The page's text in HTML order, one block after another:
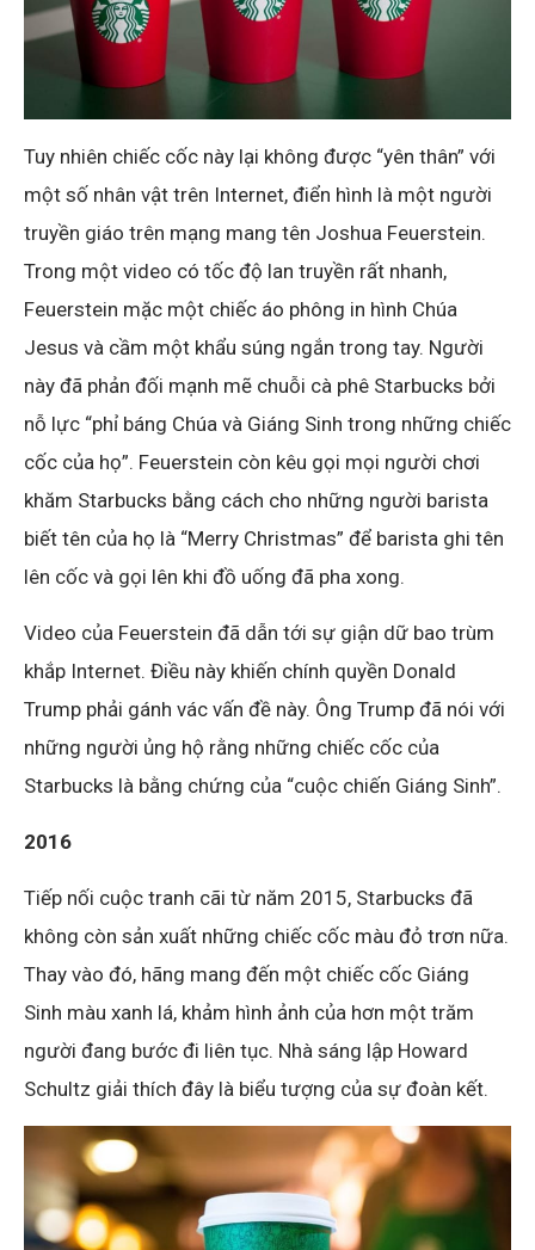
Tuy nhiên chiếc cốc này lại không được “yên thân” với
một số nhân vật trên Internet, điển hình là một người
truyền giáo trên mạng mang tên Joshua Feuerstein.
Trong một video có tốc độ lan truyền rất nhanh,
Feuerstein mặc một chiếc áo phông in hình Chúa
Jesus và cầm một khẩu súng ngắn trong tay. Người
này đã phản đối mạnh mẽ chuỗi cà phê Starbucks bởi
nỗ lực “phỉ báng Chúa và Giáng Sinh trong những chiếc
cốc của họ”. Feuerstein còn kêu gọi mọi người chơi
khăm Starbucks bằng cách cho những người barista
biết tên của họ là “Merry Christmas” để barista ghi tên
lên cốc và gọi lên khi đồ uống đã pha xong.
Video của Feuerstein đã dẫn tới sự giận dữ bao trùm
khắp Internet. Điều này khiến chính quyền Donald
Trump phải gánh vác vấn đề này. Ông Trump đã nói với
những người ủng hộ rằng những chiếc cốc của
Starbucks là bằng chứng của “cuộc chiến Giáng Sinh”.
2016
Tiếp nối cuộc tranh cãi từ năm 2015, Starbucks đã
không còn sản xuất những chiếc cốc màu đỏ trơn nữa.
Thay vào đó, hãng mang đến một chiếc cốc Giáng
Sinh màu xanh lá, khảm hình ảnh của hơn một trăm
người đang bước đi liên tục. Nhà sáng lập Howard
Schultz giải thích đây là biểu tượng của sự đoàn kết.